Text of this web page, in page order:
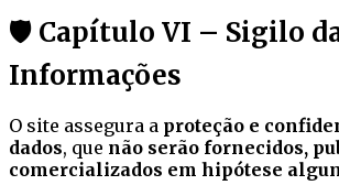
🛡️ Capítulo VI – Sigilo
Informações
O site assegura a proteção e
dados, que não serão fornecidos,
comercializados em hipótese